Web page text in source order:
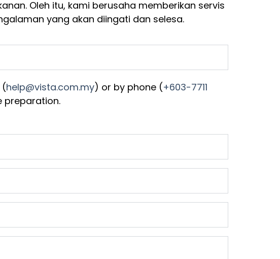
Oleh itu, kami berusaha memberikan servis
yang akan diingati dan selesa.
help@vista.com.my) or by phone (+603-7711
preparation.